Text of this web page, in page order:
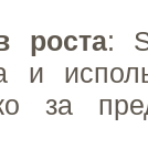
роста:
и
за